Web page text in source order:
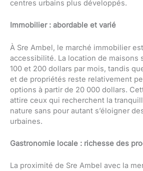
centres urbains plus développés.
Immobilier : abordable et varié
À Sre Ambel, le marché immobilier
accessibilité. La location de maisons
100 et 200 dollars par mois, tandis
et de propriétés reste relativement
options à partir de 20 000 dollars.
attire ceux qui recherchent la
nature sans pour autant s’éloigner
urbaines.
Gastronomie locale : richesse des
La proximité de Sre Ambel avec la